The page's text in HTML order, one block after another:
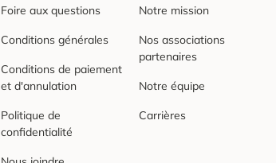
Foire aux questions
Conditions générales
Conditions de paiement
et d'annulation
Politique de
confidentialité
Notre mission
Nos associations
partenaires
Notre équipe
Carrières